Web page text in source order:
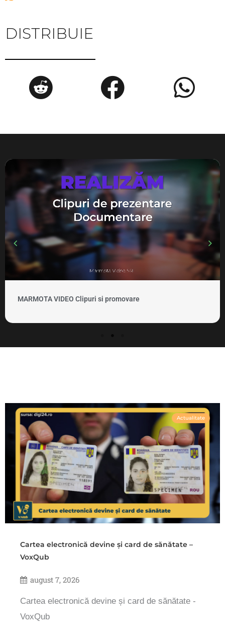
DISTRIBUIE
MARMOTA VIDEO Clipuri si promovare
Actualitate
Cartea electronică devine și card de sănătate –
VoxQub
august 7, 2026
Cartea electronică devine și card de sănătate -
VoxQub